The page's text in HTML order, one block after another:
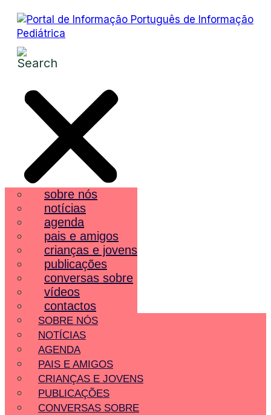
sobre nós
notícias
agenda
pais e amigos
crianças e jovens
publicações
conversas sobre
vídeos
contactos
SOBRE NÓS
NOTÍCIAS
AGENDA
PAIS E AMIGOS
CRIANÇAS E JOVENS
PUBLICAÇÕES
CONVERSAS SOBRE